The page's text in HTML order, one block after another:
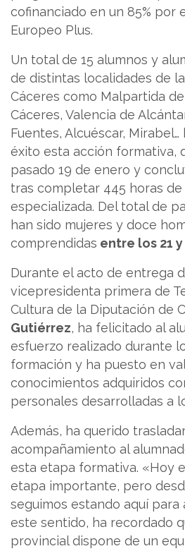
cofinanciado en un 85% por
Europeo Plus.
Un total de 15 alumnos y
de distintas localidades de
Cáceres como Malpartida
Cáceres, Valencia de
Fuentes, Alcuéscar,
éxito esta acción formativa,
pasado 19 de enero y
tras completar 445 horas
especializada. Del total de
han sido mujeres y doce
comprendidas entre los 21
Durante el acto de entrega
vicepresidenta primera de
Cultura de la Diputación de
Gutiérrez, ha felicitado al
esfuerzo realizado durante
formación y ha puesto en
conocimientos adquiridos
personales desarrolladas a
Además, ha querido
acompañamiento al
esta etapa formativa. «Hoy
etapa importante, pero
seguimos estando aquí para
este sentido, ha recordado
provincial dispone de un